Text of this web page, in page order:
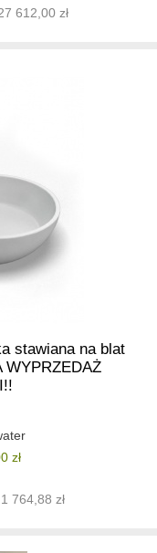
612,00 zł
stawiana na blat
WYPRZEDAŻ
zł
764,88 zł